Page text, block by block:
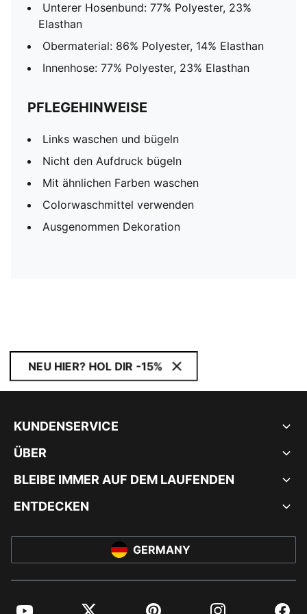
Unterer Hosenbund: 77% Polyester, 23%
Elasthan
Obermaterial: 86% Polyester, 14% Elasthan
Innenhose: 77% Polyester, 23% Elasthan
PFLEGEHINWEISE
Links waschen und bügeln
Nicht den Aufdruck bügeln
Mit ähnlichen Farben waschen
Colorwaschmittel verwenden
Ausgenommen Dekoration
NEU HIER? HOL DIR -15%
KUNDENSERVICE
ÜBER
BLEIBE IMMER AUF DEM LAUFENDEN
ENTDECKEN
GERMANY